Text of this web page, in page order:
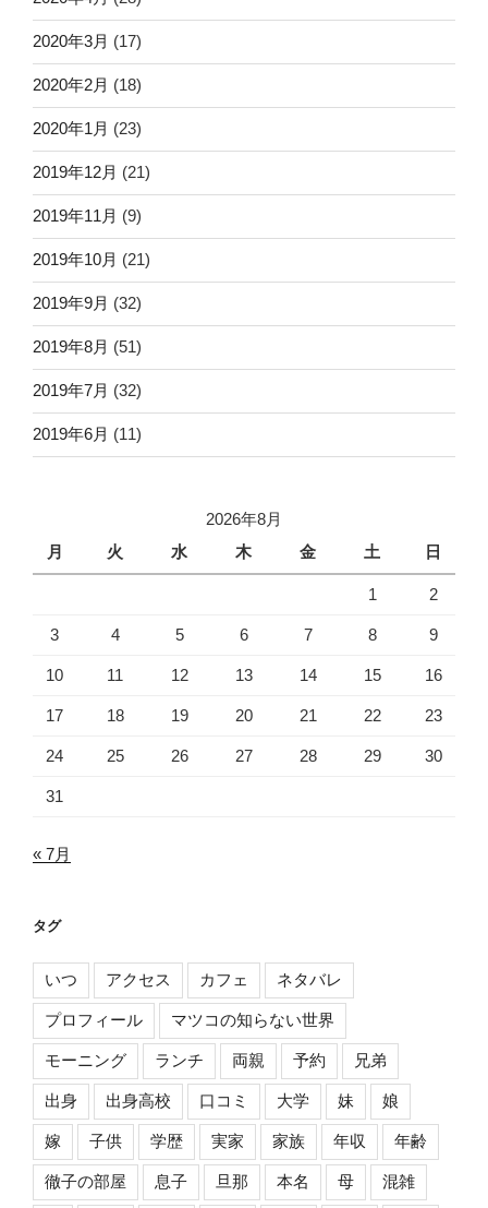
2020年3月 (17)
2020年2月 (18)
2020年1月 (23)
2019年12月 (21)
2019年11月 (9)
2019年10月 (21)
2019年9月 (32)
2019年8月 (51)
2019年7月 (32)
2019年6月 (11)
2026年8月
月
火 水 木 金 土 日
1 2
3 4 5 6 7 8 9
10 11 12 13 14 15 16
17 18 19 20 21 22 23
24 25 26 27 28 29 30
31
« 7月
タグ
いつ アクセス カフェ ネタバレ
プロフィール マツコの知らない世界
モーニング ランチ 両親 予約 兄弟
出身 出身高校 口コミ 大学 妹 娘
嫁 子供 学歴 実家 家族 年収 年齢
徹子の部屋 息子 旦那 本名 母 混雑